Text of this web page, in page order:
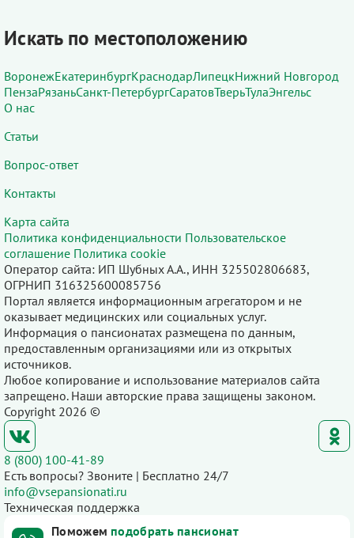
Искать по местоположению
ВоронежЕкатеринбургКраснодарЛипецкНижний Новгород
ПензаРязаньСанкт-ПетербургСаратовТверьТулаЭнгельс
О нас
Статьи
Вопрос-ответ
Контакты
Карта сайта
Политика конфиденциальности Пользовательское
соглашение Политика cookie
Оператор сайта: ИП Шубных А.А., ИНН 325502806683,
ОГРНИП 316325600085756
Портал является информационным агрегатором и не
оказывает медицинских или социальных услуг.
Информация о пансионатах размещена по данным,
предоставленным организациями или из открытых
источников.
Любое копирование и использование материалов сайта
запрещено. Наши авторские права защищены законом.
Copyright 2026 ©
8 (800) 100-41-89
Есть вопросы? Звоните | Бесплатно 24/7
info@vsepansionati.ru
Техническая поддержка
Поможем подобрать пансионат